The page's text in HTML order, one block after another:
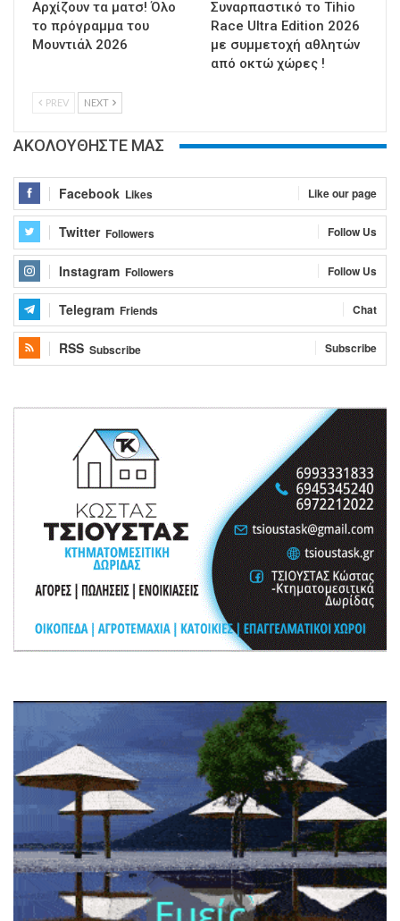
Αρχίζουν τα ματσ! Όλο
το πρόγραμμα του
Μουντιάλ 2026
Συναρπαστικό το Tihio
Race Ultra Edition 2026
με συμμετοχή αθλητών
από οκτώ χώρες !
PREV NEXT
ΑΚΟΛΟΥΘΗΣΤΕ ΜΑΣ
Facebook Likes Like our page
Twitter Followers Follow Us
Instagram Followers Follow Us
Telegram Friends Chat
RSS Subscribe Subscribe